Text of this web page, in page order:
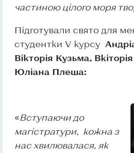
частиною цілого моря
Підготували свято для
студентки V курсу
Вікторія Кузьма,
Юліана Плеша:
«Вступаючи до
магістратури, кожна з
нас хвилювалася, як